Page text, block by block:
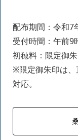
配布期間：令和7
受付時間：午前9
初穂料：限定御
※限定御朱印は
対応。